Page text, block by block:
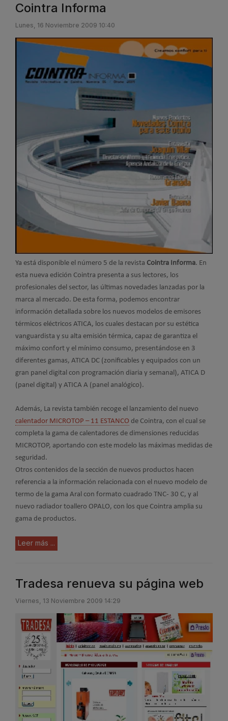
Cointra Informa
Lunes, 16 Noviembre 2009 10:40
Ya está disponible el número 5 de la revista Cointra Informa. En
esta nueva edición Cointra presenta a sus lectores, los
profesionales del sector, las últimas novedades lanzadas por la
marca al mercado. De esta forma, podemos encontrar
información detallada sobre los nuevos modelos de emisores
térmicos eléctricos ATICA, los cuales destacan por su estética
vanguardista y su alta emisión térmica, capaz de garantiza el
máximo confort y el mínimo consumo, presentándose en 3
diferentes gamas, ATICA DC (zonificables y equipados con un
gran panel digital con programación diaria y semanal), ATICA D
(panel digital) y ATICA A (panel analógico).
Además, La revista también recoge el lanzamiento del nuevo
calentador MICROTOP – 11 ESTANCO de Cointra, con el cual se
completa la gama de calentadores de dimensiones reducidas
MICROTOP, aportando con este modelo las máximas medidas de
seguridad.
Otros contenidos de la sección de nuevos productos hacen
referencia a la información relacionada con el nuevo modelo de
termo de la gama Aral con formato cuadrado TNC- 30 C, y al
nuevo radiador toallero OPALO, con los que Cointra amplia su
gama de productos.
Leer más ...
Tradesa renueva su página web
Viernes, 13 Noviembre 2009 14:29